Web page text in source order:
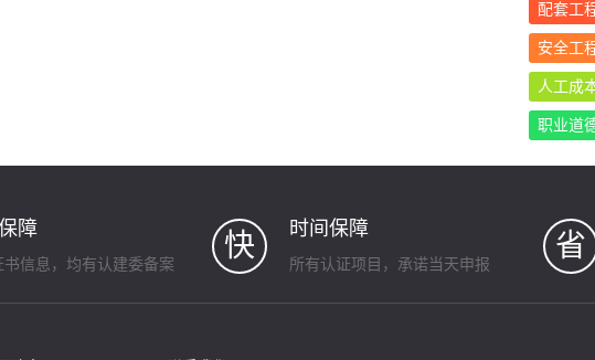
配套工
安全工
人工成
职业道
障
书信息，均有认建委备案
快 时间保障
所有认证项目，承诺当天申报
省